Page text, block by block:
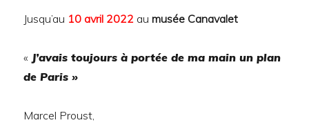
Jusqu’au 10 avril 2022 aumusée Canavalet
« J’avais toujours à portée de ma main un plan
de Paris »
Marcel Proust,